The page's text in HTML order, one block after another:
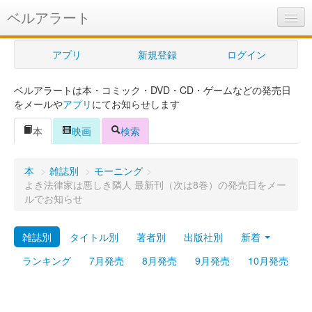
ベルアラート
ベルアラートとは
ヘルプ
新規登録
ログイン
購入管理
プレミアム
アプリ 新規登録 ログイン
ベルアラートは本・コミック・DVD・CD・ゲームなどの発売日
をメールやアプリ にてお知らせします
本
映画 検索
本 > 雑誌別 > モーニング >
よき法律家は悪しき隣人 最新刊（次は8巻）の発売日をメー
ルでお知らせ
雑誌別 タイトル別 著者別 出版社別
新着
ランキング
7月発売 8月発売 9月発売 10月発売